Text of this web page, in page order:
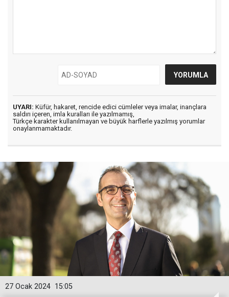
UYARI: Küfür, hakaret, rencide edici cümleler veya imalar, inançlara
saldırı içeren, imla kuralları ile yazılmamış,
Türkçe karakter kullanılmayan ve büyük harflerle yazılmış yorumlar
onaylanmamaktadır.
15:05
27 Ocak 2024